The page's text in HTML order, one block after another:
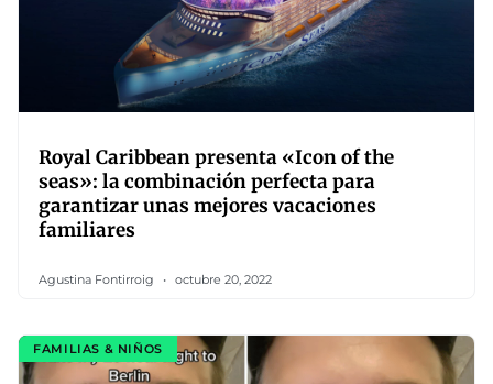
Royal Caribbean presenta «Icon of the
seas»: la combinación perfecta para
garantizar unas mejores vacaciones
familiares
Agustina Fontirroig octubre 20, 2022
FAMILIAS & NIÑOS